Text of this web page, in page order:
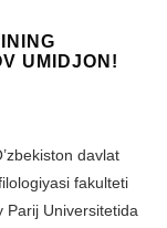
UMIDJON!
davlat
fakulteti
Parij Universitetida